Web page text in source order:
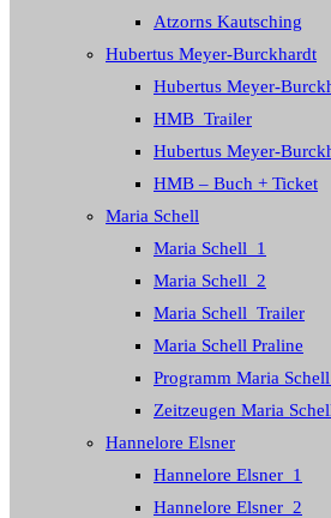
Atzorns Kautsching
Hubertus Meyer-Burckhardt
Hubertus Meyer-
HMB_Trailer
Hubertus Meyer-
HMB – Buch + Ticket
Maria Schell
Maria Schell_1
Maria Schell_2
Maria Schell_Trailer
Maria Schell Praline
Programm Maria
Zeitzeugen Maria
Hannelore Elsner
Hannelore Elsner_1
Hannelore Elsner_2